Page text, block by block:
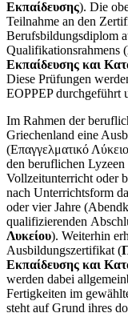
Εκπαίδευσης). Die
Teilnahme an den
Berufsbildungsdiplom
Qualifikationsrahmens (
Εκπαίδευσης και
Diese Prüfungen
EOPPEP durchgeführt
Im Rahmen der
Griechenland eine
(Επαγγελματικό
den beruflichen
Vollzeitunterricht oder
nach Unterrichtsform
oder vier Jahre
qualifizierenden
Λυκείου). Weiterhin
Ausbildungszertifikat (
Εκπαίδευσης και
werden dabei
Fertigkeiten im
steht auf Grund ihres